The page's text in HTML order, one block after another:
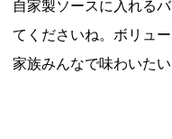
自家製ソースに入れる
てくださいね。ボリュ
家族みんなで味わいた